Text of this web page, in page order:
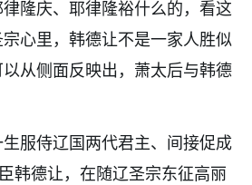
隆庆、耶律隆裕什么的，看这
心里，韩德让不是一家人胜似
从侧面反映出，萧太后与韩德
服侍辽国两代君主、间接促成
韩德让，在随辽圣宗东征高丽